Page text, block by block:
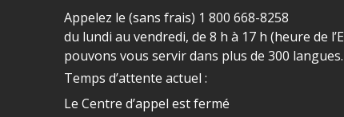
Appelez le (sans frais) 1 800 668-8258
du lundi au vendredi, de 8 h à 17 h (heure de
pouvons vous servir dans plus de 300 langues.
Temps d’attente actuel :
Le Centre d’appel est fermé